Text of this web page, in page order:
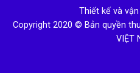
Thiết kế và
Copyright 2020 © Bản quyền
VIỆT